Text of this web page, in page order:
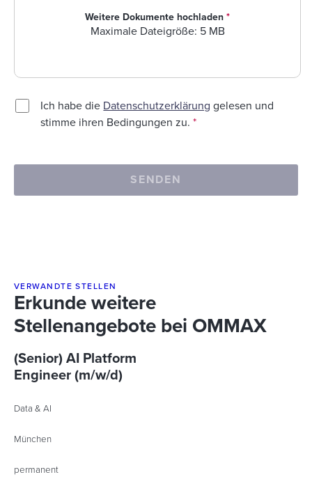
Weitere Dokumente hochladen *
Maximale Dateigröße: 5 MB
Ich habe die Datenschutzerklärung gelesen und
stimme ihren Bedingungen zu.*
SENDEN
VERWANDTE STELLEN
Erkunde weitere
Stellenangebote bei OMMAX
(Senior) AI Platform
Engineer (m/w/d)
Data & AI
München
permanent